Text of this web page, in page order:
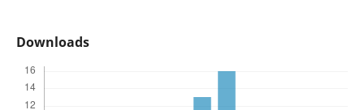
Downloads